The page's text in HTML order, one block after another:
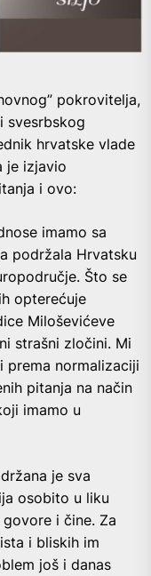
pokrovitelja,
svesrbskog
hrvatske vlade
je izjavio
i ovo:
imamo sa
podržala Hrvatsku
Što se
opterećuje
Miloševićeve
strašni zločini. Mi
normalizaciji
pitanja na način
imamo u
je sva
osobito u liku
i čine. Za
i bliskih im
još i danas